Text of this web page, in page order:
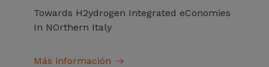
Towards H2ydrogen Integrated eConomies
In NOrthern Italy
Más información